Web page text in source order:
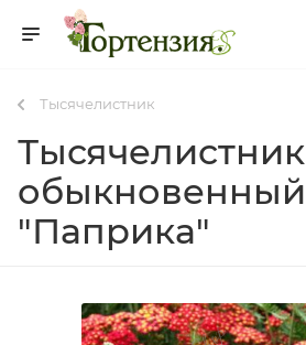
Тысячелистник
Тысячелистник
обыкновенный
"Паприка"